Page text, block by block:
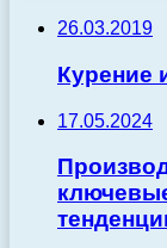
26.03.2019
Курение
17.05.2024